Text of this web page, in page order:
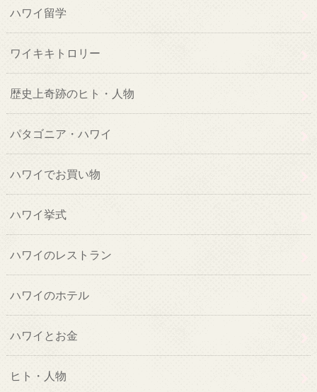
ハワイ留学
ワイキキトロリー
歴史上奇跡のヒト・人物
パタゴニア・ハワイ
ハワイでお買い物
ハワイ挙式
ハワイのレストラン
ハワイのホテル
ハワイとお金
ヒト・人物